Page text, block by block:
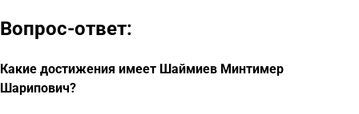
Вопрос-ответ:
Какие достижения имеет Шаймиев Минтимер
Шарипович?